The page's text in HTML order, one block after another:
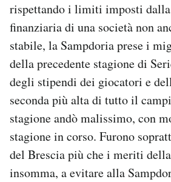
rispettando i limiti imposti
finanziaria di una società non
stabile, la Sampdoria prese i
della precedente stagione di
degli stipendi dei giocatori e
seconda più alta di tutto il
stagione andò malissimo, con
stagione in corso. Furono
del Brescia più che i meriti
insomma, a evitare alla